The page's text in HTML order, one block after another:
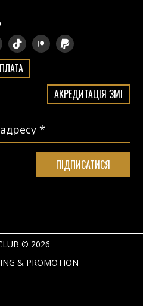
АКРЕДИТАЦІЯ ЗМІ
© 2026
& PROMOTION